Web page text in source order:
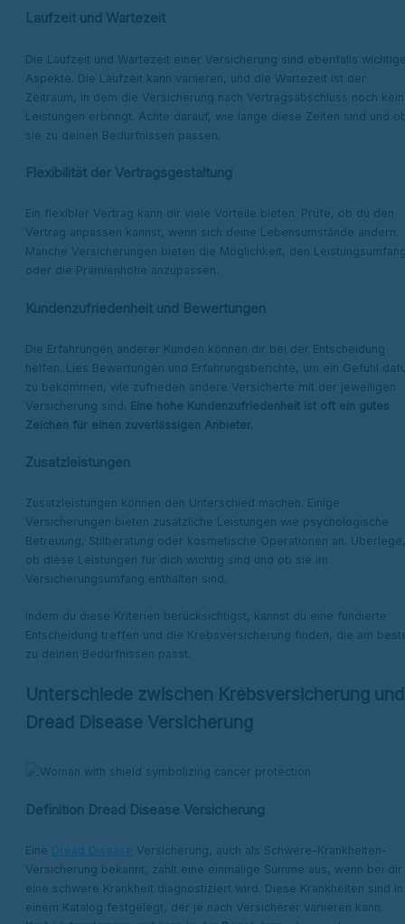
Laufzeit und Wartezeit
Die Laufzeit und Wartezeit einer Versicherung sind ebenfalls
Aspekte. Die Laufzeit kann variieren, und die Wartezeit ist der
Zeitraum, in dem die Versicherung nach Vertragsabschluss noch
Leistungen erbringt. Achte darauf, wie lange diese Zeiten sind und
sie zu deinen Bedürfnissen passen.
Flexibilität der Vertragsgestaltung
Ein flexibler Vertrag kann dir viele Vorteile bieten. Prüfe, ob du den
Vertrag anpassen kannst, wenn sich deine Lebensumstände ändern.
Manche Versicherungen bieten die Möglichkeit, den
oder die Prämienhöhe anzupassen.
Kundenzufriedenheit und Bewertungen
Die Erfahrungen anderer Kunden können dir bei der Entscheidung
helfen. Lies Bewertungen und Erfahrungsberichte, um ein Gefühl
zu bekommen, wie zufrieden andere Versicherte mit der jeweiligen
Versicherung sind.
Eine hohe Kundenzufriedenheit ist oft ein gutes
Zeichen für einen zuverlässigen Anbieter.
Zusatzleistungen
Zusatzleistungen können den Unterschied machen. Einige
Versicherungen bieten zusätzliche Leistungen wie psychologische
Betreuung, Stilberatung oder kosmetische Operationen an. Überlege,
ob diese Leistungen für dich wichtig sind und ob sie im
Versicherungsumfang enthalten sind.
Indem du diese Kriterien berücksichtigst, kannst du eine fundierte
Entscheidung treffen und die Krebsversicherung finden, die am
zu deinen Bedürfnissen passt.
Unterschiede zwischen Krebsversicherung und
Dread Disease Versicherung
Definition Dread Disease Versicherung
Eine Dread Disease Versicherung, auch als Schwere-Krankheiten-
Versicherung bekannt, zahlt eine einmalige Summe aus, wenn bei dir
eine schwere Krankheit diagnostiziert wird. Diese Krankheiten sind in
einem Katalog festgelegt, der je nach Versicherer variieren kann.